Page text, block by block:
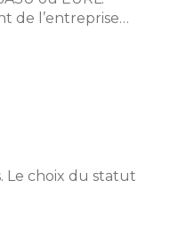
de l’entreprise…
Le choix du statut